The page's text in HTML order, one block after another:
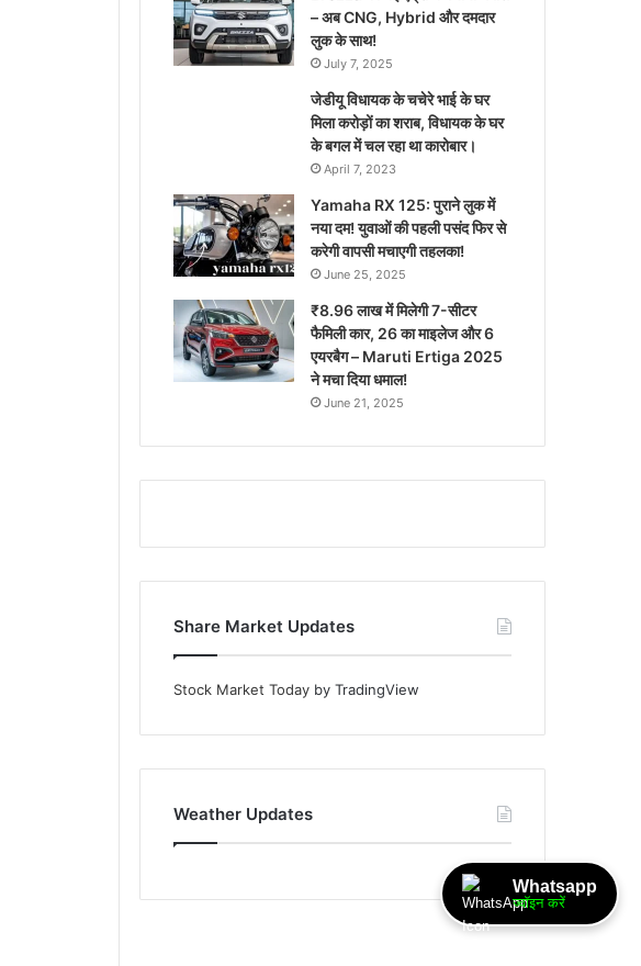
– अब CNG, Hybrid और दमदार
लुक के साथ!
July 7, 2025
जेडीयू विधायक के चचेरे भाई के घर
मिला करोड़ों का शराब, विधायक के घर
के बगल में चल रहा था कारोबार।
April 7, 2023
Yamaha RX 125: पुराने लुक में
नया दम! युवाओं की पहली पसंद फिर से
करेगी वापसी मचाएगी तहलका!
June 25, 2025
₹8.96 लाख में मिलेगी 7-सीटर
फैमिली कार, 26 का माइलेज और 6
एयरबैग – Maruti Ertiga 2025
ने मचा दिया धमाल!
June 21, 2025
Share Market Updates
Stock Market Today by TradingView
Weather Updates
Whatsapp
ज्वॉइन करें